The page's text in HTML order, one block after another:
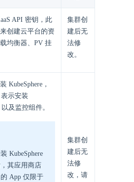
API 密钥，此
创建云平台的资
均衡器、PV 挂
集群创
建后无
法修
改。
KubeSphere，
示安装
以及监控组件。
KubeSphere
，其应用商店
App 仅限于
集群创
建后无
法修
改，请